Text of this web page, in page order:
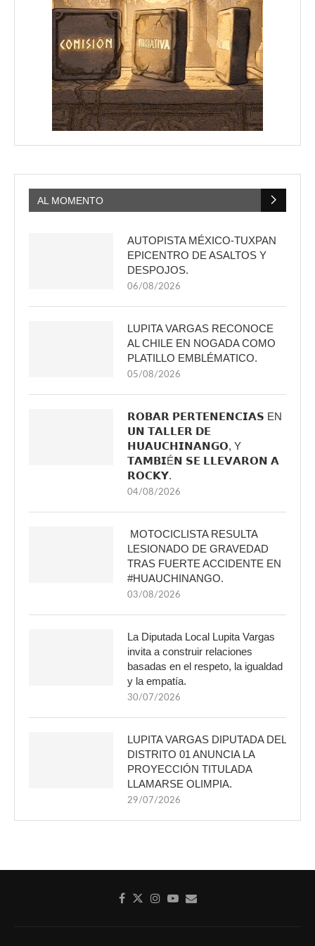
AL MOMENTO
AUTOPISTA MÉXICO-TUXPAN
EPICENTRO DE ASALTOS Y
DESPOJOS.
06/08/2026
LUPITA VARGAS RECONOCE
AL CHILE EN NOGADA COMO
PLATILLO EMBLÉMATICO.
05/08/2026
𝗥𝗢𝗕𝗔𝗥 𝗣𝗘𝗥𝗧𝗘𝗡𝗘𝗡𝗖𝗜𝗔𝗦 EN
𝗨𝗡 𝗧𝗔𝗟𝗟𝗘𝗥 𝗗𝗘
𝗛𝗨𝗔𝗨𝗖𝗛𝗜𝗡𝗔𝗡𝗚𝗢, Y
𝗧𝗔𝗠𝗕𝗜É𝗡 𝗦𝗘 𝗟𝗟𝗘𝗩𝗔𝗥𝗢𝗡 𝗔
𝗥𝗢𝗖𝗞𝗬.
04/08/2026
MOTOCICLISTA RESULTA
LESIONADO DE GRAVEDAD
TRAS FUERTE ACCIDENTE EN
#HUAUCHINANGO.
03/08/2026
La Diputada Local Lupita Vargas
invita a construir relaciones
basadas en el respeto, la igualdad
y la empatía.
30/07/2026
LUPITA VARGAS DIPUTADA DEL
DISTRITO 01 ANUNCIA LA
PROYECCIÓN TITULADA
LLAMARSE OLIMPIA.
29/07/2026